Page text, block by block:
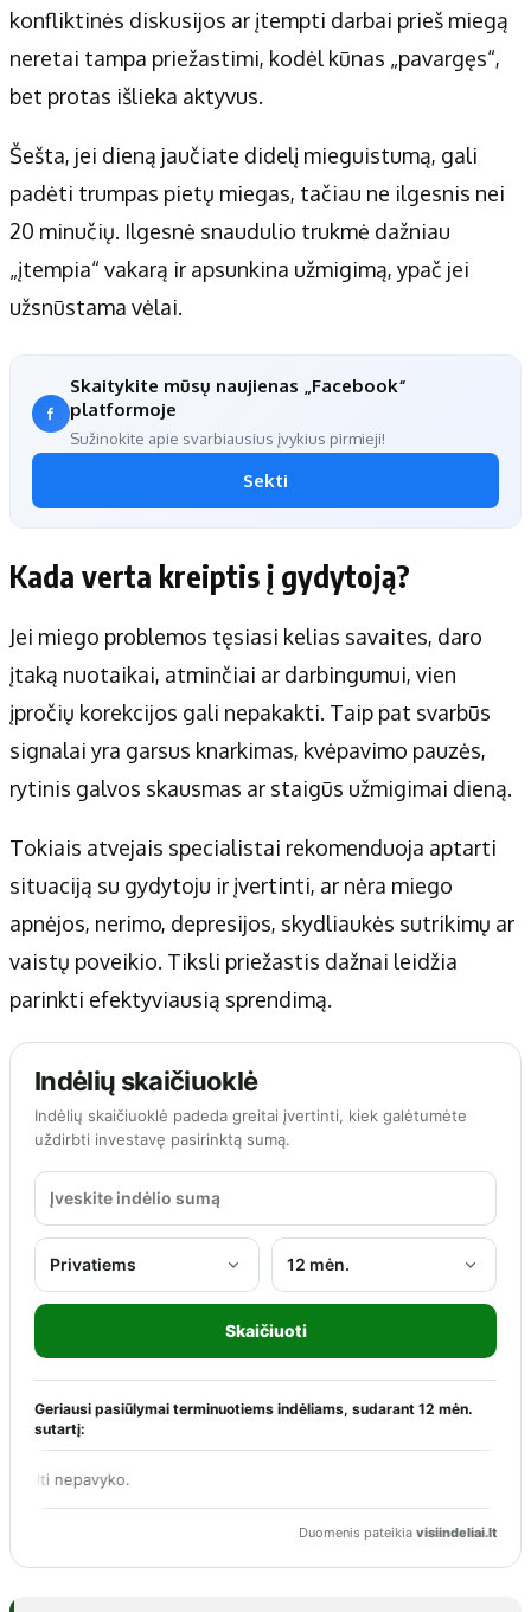
konfliktinės diskusijos ar įtempti darbai prieš miegą
neretai tampa priežastimi, kodėl kūnas „pavargęs“,
bet protas išlieka aktyvus.
Šešta, jei dieną jaučiate didelį mieguistumą, gali
padėti trumpas pietų miegas, tačiau ne ilgesnis nei
20 minučių. Ilgesnė snaudulio trukmė dažniau
„įtempia“ vakarą ir apsunkina užmigimą, ypač jei
užsnūstama vėlai.
Skaitykite mūsų naujienas „Facebook“
platformoje
Sužinokite apie svarbiausius įvykius pirmieji!
Sekti
Kada verta kreiptis į gydytoją?
Jei miego problemos tęsiasi kelias savaites, daro
įtaką nuotaikai, atminčiai ar darbingumui, vien
įpročių korekcijos gali nepakakti. Taip pat svarbūs
signalai yra garsus knarkimas, kvėpavimo pauzės,
rytinis galvos skausmas ar staigūs užmigimai dieną.
Tokiais atvejais specialistai rekomenduoja aptarti
situaciją su gydytoju ir įvertinti, ar nėra miego
apnėjos, nerimo, depresijos, skydliaukės sutrikimų ar
vaistų poveikio. Tiksli priežastis dažnai leidžia
parinkti efektyviausią sprendimą.